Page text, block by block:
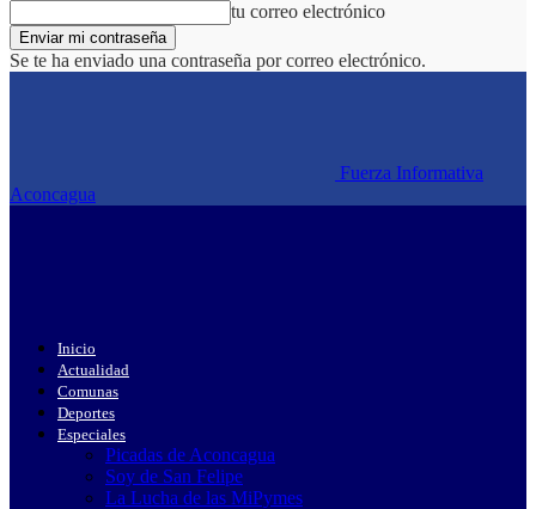
tu correo electrónico
Se te ha enviado una contraseña por correo electrónico.
Fuerza Informativa
Aconcagua
Inicio
Actualidad
Comunas
Deportes
Especiales
Picadas de Aconcagua
Soy de San Felipe
La Lucha de las MiPymes